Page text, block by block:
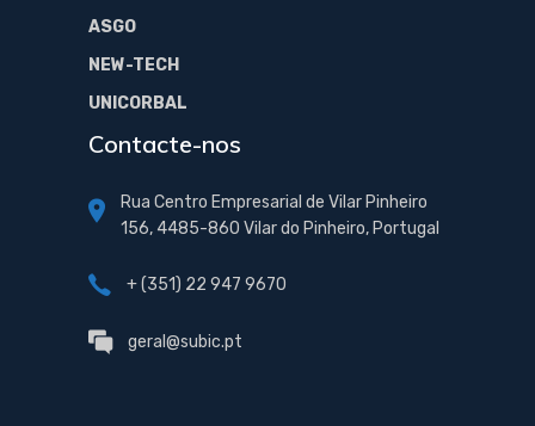
ASGO
NEW-TECH
UNICORBAL
Contacte-nos
Rua Centro Empresarial de Vilar Pinheiro
156, 4485-860 Vilar do Pinheiro, Portugal
+ (351) 22 947 9670
geral@subic.pt